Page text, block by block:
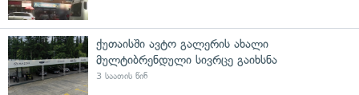
ქუთაისში ავტო გალერის ახალი
მულტიბრენდული სივრცე გაიხსნა
3 საათის წინ